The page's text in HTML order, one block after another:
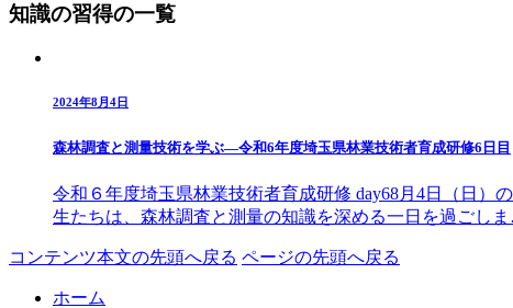
知識の習得の一覧
2024年8月4日
森林調査と測量技術を学ぶ—令和6年度埼玉県林業技術者育成研修6日目
令和６年度埼玉県林業技術者育成研修 day68月4日（日）
生たちは、森林調査と測量の知識を深める一日を過ごし
コンテンツ本文の先頭へ戻る ページの先頭へ戻る
ホーム